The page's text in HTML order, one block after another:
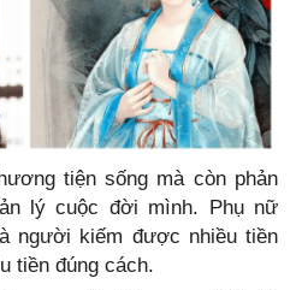
tiện sống mà còn phản
lý cuộc đời mình. Phụ nữ
người kiếm được nhiều tiền
tiền đúng cách.